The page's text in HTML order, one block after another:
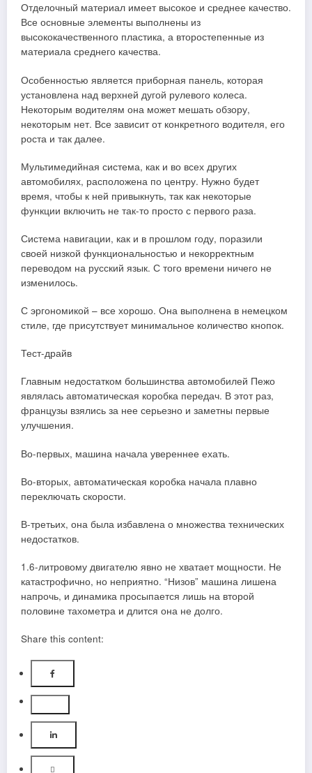
Отделочный материал имеет высокое и среднее качество.
Все основные элементы выполнены из
высококачественного пластика, а второстепенные из
материала среднего качества.
Особенностью является приборная панель, которая
установлена над верхней дугой рулевого колеса.
Некоторым водителям она может мешать обзору,
некоторым нет. Все зависит от конкретного водителя, его
роста и так далее.
Мультимедийная система, как и во всех других
автомобилях, расположена по центру. Нужно будет
время, чтобы к ней привыкнуть, так как некоторые
функции включить не так-то просто с первого раза.
Система навигации, как и в прошлом году, поразили
своей низкой функциональностью и некорректным
переводом на русский язык. С того времени ничего не
изменилось.
С эргономикой – все хорошо. Она выполнена в немецком
стиле, где присутствует минимальное количество кнопок.
Тест-драйв
Главным недостатком большинства автомобилей Пежо
являлась автоматическая коробка передач. В этот раз,
французы взялись за нее серьезно и заметны первые
улучшения.
Во-первых, машина начала увереннее ехать.
Во-вторых, автоматическая коробка начала плавно
переключать скорости.
В-третьих, она была избавлена о множества технических
недостатков.
1.6-литровому двигателю явно не хватает мощности. Не
катастрофично, но неприятно. “Низов” машина лишена
напрочь, и динамика просыпается лишь на второй
половине тахометра и длится она не долго.
Share this content: